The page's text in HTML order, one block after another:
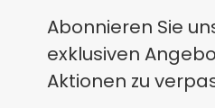
Abonnieren Sie
exklusiven
Aktionen zu